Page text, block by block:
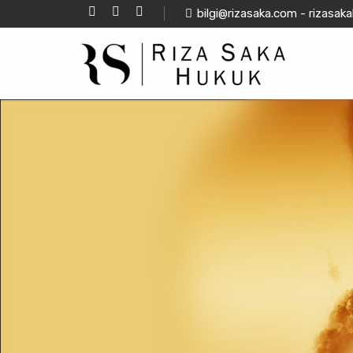
bilgi@rizasaka.com -